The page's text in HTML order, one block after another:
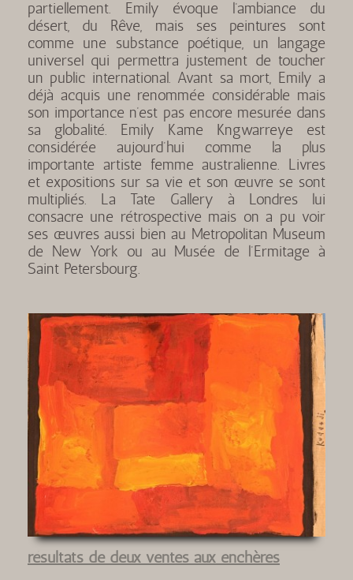
partiellement. Emily évoque l’ambiance du
désert, du Rêve, mais ses peintures sont
comme une substance poétique, un langage
universel qui permettra justement de toucher
un public international. Avant sa mort, Emily a
déjà acquis une renommée considérable mais
son importance n’est pas encore mesurée dans
sa globalité. Emily Kame Kngwarreye est
considérée aujourd’hui comme la plus
importante artiste femme australienne. Livres
et expositions sur sa vie et son œuvre se sont
multipliés. La Tate Gallery à Londres lui
consacre une rétrospective mais on a pu voir
ses œuvres aussi bien au Metropolitan Museum
de New York ou au Musée de l’Ermitage à
Saint Petersbourg.
résultats de deux ventes aux enchères